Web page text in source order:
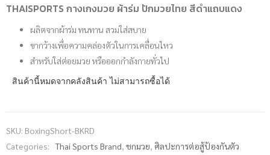
THAISPORTS กางเกงมวย ผ้าร่ม ปักมวยไทย สีดำแถบแดง
ผลิตจากผ้าร่ม ทนทาน สวมใส่สบาย
ขากว้างเพื่อความคล่องตัวในการเคลื่อนไหว
สำหรับใส่ต่อยมวย หรือออกกำลังกายทั่วไป
สินค้านี้หมดจากคลังสินค้า ไม่สามารถซื้อได้
SKU: BoxingShort-BKRD
Categories:
Thai Sports Brand, ชกมวย, ศิลปะการต่อสู้ป้องกันตัว